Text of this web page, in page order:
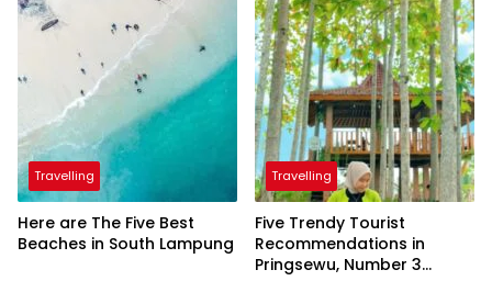
Travelling
Here are The Five Best
Beaches in South Lampung
Travelling
Five Trendy Tourist
Recommendations in
Pringsewu, Number 3